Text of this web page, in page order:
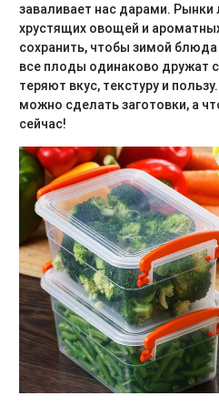
заваливает нас дарами.
хрустящих овощей и
сохранить, чтобы зимой
все плоды одинаково дружат
теряют вкус, текстуру и
можно сделать заготовки, а
сейчас!